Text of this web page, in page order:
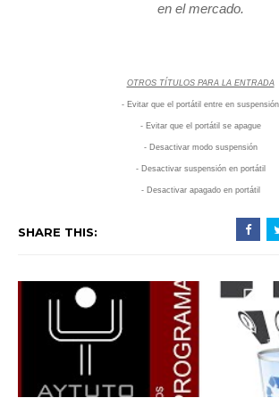
en el mercado.
OTROS TÍTULOS PARA LA ENTRADA
- Evitar que el portátil entre en suspensión
- Evitar que el portátil se apague
- Desactivar modo suspensión
- Desactivar suspensión en portátil
- Desactivar apagado en portátil
SHARE THIS: